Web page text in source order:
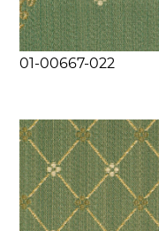
01-00667-022